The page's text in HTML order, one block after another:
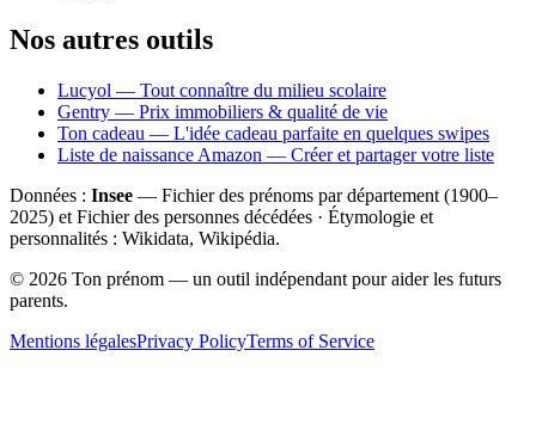
Nos autres outils
Lucyol — Tout connaître du milieu scolaire
Gentry — Prix immobiliers & qualité de vie
Ton cadeau — L'idée cadeau parfaite en quelques swipes
Liste de naissance Amazon — Créer et partager votre liste
Données : Insee — Fichier des prénoms par département (1900–
2025) et Fichier des personnes décédées · Étymologie et
personnalités : Wikidata, Wikipédia.
© 2026 Ton prénom — un outil indépendant pour aider les futurs
parents.
Mentions légalesPrivacy PolicyTerms of Service